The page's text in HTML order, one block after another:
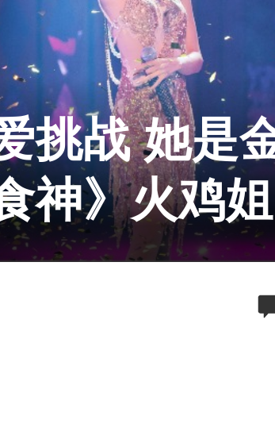
挑战 她是
神》火鸡姐